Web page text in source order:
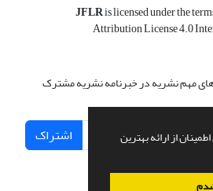
از ارائه بهترین
JFLRis licensed under the
Attribution License 4.0
های مهم نشریه در خبرنامه نشریه مشترک
اشتراک